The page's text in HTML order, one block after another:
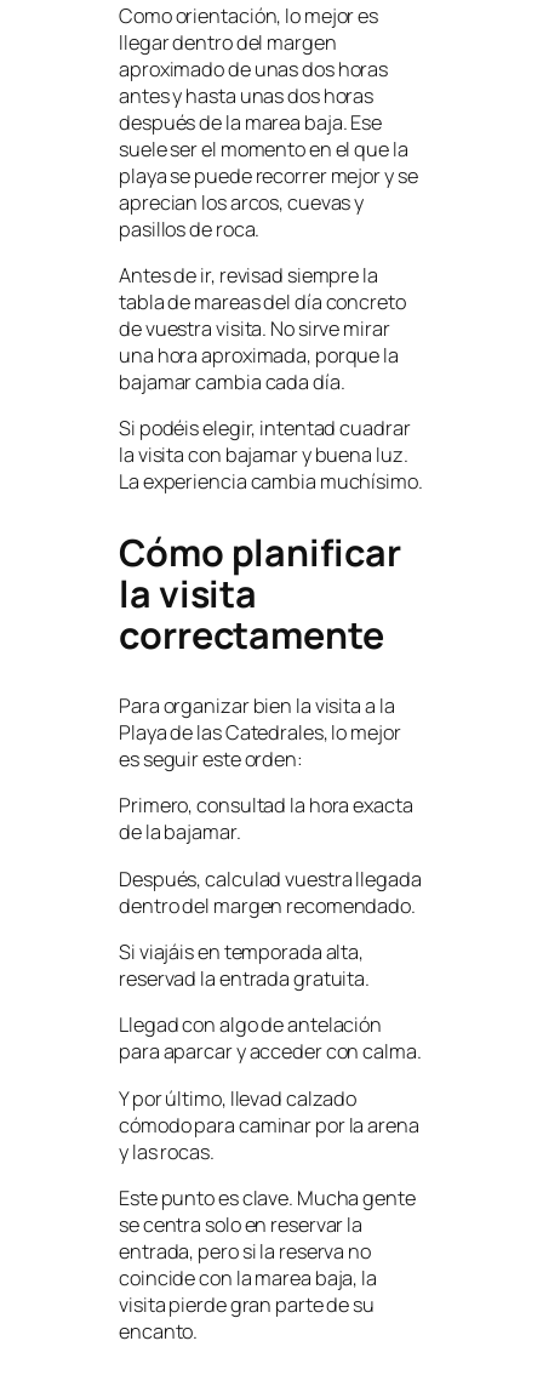
Como orientación, lo mejor es
llegar dentro del margen
aproximado de unas dos horas
antes y hasta unas dos horas
después de la marea baja. Ese
suele ser el momento en el que la
playa se puede recorrer mejor y se
aprecian los arcos, cuevas y
pasillos de roca.
Antes de ir, revisad siempre la
tabla de mareas del día concreto
de vuestra visita. No sirve mirar
una hora aproximada, porque la
bajamar cambia cada día.
Si podéis elegir, intentad cuadrar
la visita con bajamar y buena luz.
La experiencia cambia muchísimo.
Cómo planificar
la visita
correctamente
Para organizar bien la visita a la
Playa de las Catedrales, lo mejor
es seguir este orden:
Primero, consultad la hora exacta
de la bajamar.
Después, calculad vuestra llegada
dentro del margen recomendado.
Si viajáis en temporada alta,
reservad la entrada gratuita.
Llegad con algo de antelación
para aparcar y acceder con calma.
Y por último, llevad calzado
cómodo para caminar por la arena
y las rocas.
Este punto es clave. Mucha gente
se centra solo en reservar la
entrada, pero si la reserva no
coincide con la marea baja, la
visita pierde gran parte de su
encanto.